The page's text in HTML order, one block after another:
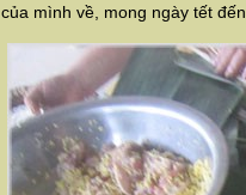
của mình về, mong ngày tết đến.